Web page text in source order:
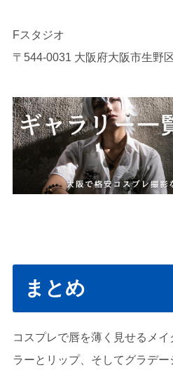
Fスタジオ
〒544-0031 大阪府大阪市生野
まとめ
コスプレで唇を薄く見せるメ
ラーとリップ、そしてグラデ